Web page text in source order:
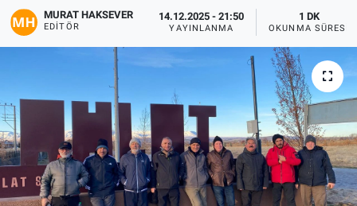
MURAT HAKSEVER
EDITÖR
14.12.2025 - 21:50
YAYINLANMA
1 DK
OKUNMA SÜRESI
Magazin
Resmi İlanlar
Sağlık
Siyaset